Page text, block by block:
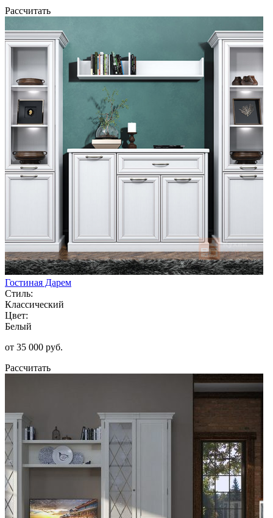
Рассчитать
Гостиная Дарем
Стиль:
Классический
Цвет:
Белый
от 35 000 руб.
Рассчитать